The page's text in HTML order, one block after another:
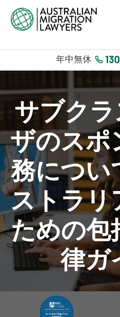
年中無休
サブク
ザのスポ
務につい
ストラリ
ための包
律ガ